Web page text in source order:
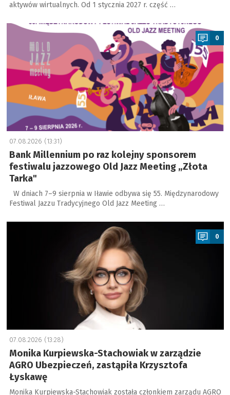
aktywów wirtualnych. Od 1 stycznia 2027 r. część …
a
0
07.08.2026 (13:31)
Bank Millennium po raz kolejny sponsorem
festiwalu jazzowego Old Jazz Meeting „Złota
Tarka"
W dniach 7–9 sierpnia w Iławie odbywa się 55. Międzynarodowy
Festiwal Jazzu Tradycyjnego Old Jazz Meeting …
a
0
07.08.2026 (13:28)
Monika Kurpiewska-Stachowiak w zarządzie
AGRO Ubezpieczeń, zastąpiła Krzysztofa
Łyskawę
Monika Kurpiewska-Stachowiak została członkiem zarządu AGRO